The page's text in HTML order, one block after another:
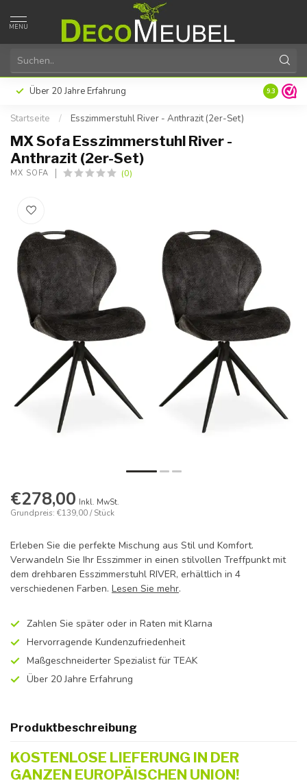
MENU
Über 20 Jahre Erfahrung 9.3
Startseite / Esszimmerstuhl River - Anthrazit (2er-Set)
MX Sofa Esszimmerstuhl River -
Anthrazit (2er-Set)
MX SOFA (0)
€278,00 Inkl. MwSt.
Grundpreis: €139,00 / Stück
Erleben Sie die perfekte Mischung aus Stil und Komfort.
Verwandeln Sie Ihr Esszimmer in einen stilvollen Treffpunkt mit
dem drehbaren Esszimmerstuhl RIVER, erhältlich in 4
verschiedenen Farben. Lesen Sie mehr.
Zahlen Sie später oder in Raten mit Klarna
Hervorragende Kundenzufriedenheit
Maßgeschneiderter Spezialist für TEAK
Über 20 Jahre Erfahrung
Produktbeschreibung
KOSTENLOSE LIEFERUNG IN DER
GANZEN EUROPÄISCHEN UNION!